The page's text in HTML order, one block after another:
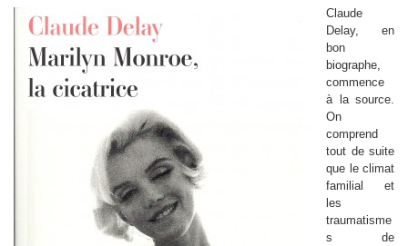
Claude
Delay, en
bon
biographe,
commence
à la source.
On
comprend
tout de suite
que le climat
familial et
les
traumatisme
s de